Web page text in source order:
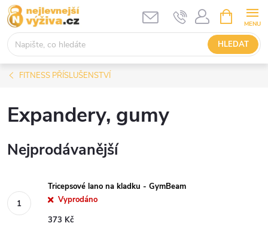
Přejít
na
obsah
HLEDAT
NÁKUPNÍ
KOŠÍK
FITNESS PŘÍSLUŠENSTVÍ
Expandery, gumy
Nejprodávanější
Tricepsové lano na kladku - GymBeam
Vyprodáno
373 Kč